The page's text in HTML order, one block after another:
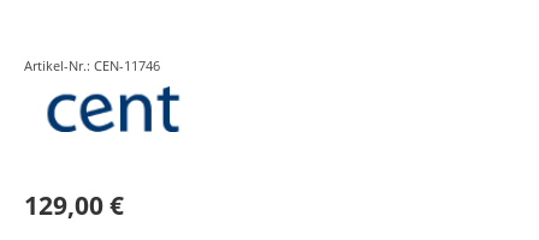
Artikel-Nr.: CEN-11746
129,00 €